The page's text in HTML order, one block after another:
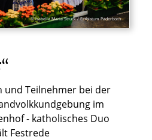
© Isabella Maria Struck / Erzbistum Paderborn
und Teilnehmer bei der
im
- katholisches Duo
Festrede